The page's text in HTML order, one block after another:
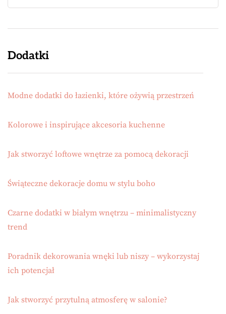
Dodatki
Modne dodatki do łazienki, które ożywią przestrzeń
Kolorowe i inspirujące akcesoria kuchenne
Jak stworzyć loftowe wnętrze za pomocą dekoracji
Świąteczne dekoracje domu w stylu boho
Czarne dodatki w białym wnętrzu – minimalistyczny
trend
Poradnik dekorowania wnęki lub niszy – wykorzystaj
ich potencjał
Jak stworzyć przytulną atmosferę w salonie?